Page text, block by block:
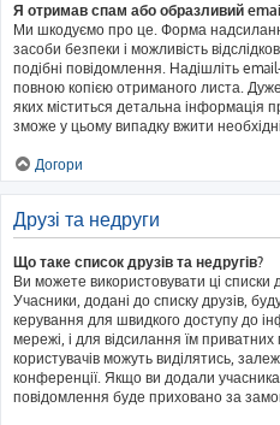
Я отримав спам або образливий
Ми шкодуємо про це. Форма
засоби безпеки і можливість
подібні повідомлення. Надішліть
повною копією отриманого листа.
яких міститься детальна інформація
зможе у цьому випадку вжити
Догори
Друзі та недруги
Що таке список друзів та недругів?
Ви можете використовувати ці списки
Учасники, додані до списку друзів,
керування для швидкого доступу до
мережі, і для відсилання їм
користувачів можуть виділятись,
конференції. Якщо ви додали учасника
повідомлення буде приховано за